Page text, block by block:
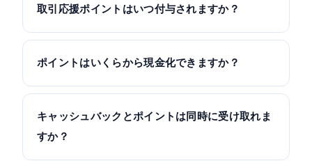
取引応援ポイントはいつ付与されますか？
ポイントはいくらから現金化できますか？
キャッシュバックとポイントは同時に受け取れま
すか？